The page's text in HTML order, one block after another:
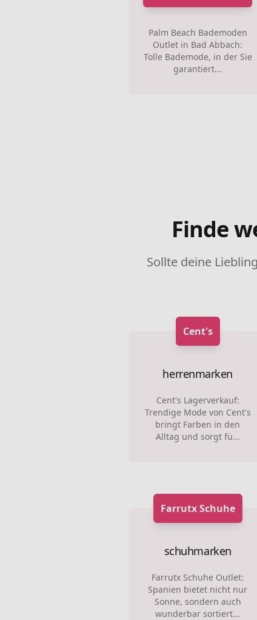
Palm Beach Bademoden
Outlet in Bad Abbach:
Tolle Bademode, in der Sie
garantiert...
Finde
Sollte deine
Cent's
herrenmarken
Cent's Lagerverkauf:
Trendige Mode von Cent's
bringt Farben in den
Alltag und sorgt fü...
Farrutx Schuhe
schuhmarken
Farrutx Schuhe Outlet:
Spanien bietet nicht nur
Sonne, sondern auch
wunderbar sortiert...